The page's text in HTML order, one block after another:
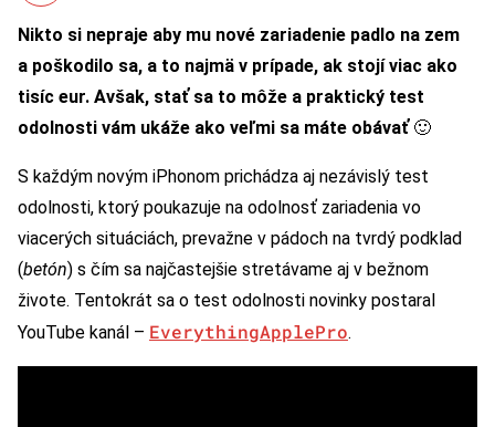
Nikto si nepraje aby mu nové zariadenie padlo na zem
a poškodilo sa, a to najmä v prípade, ak stojí viac ako
tisíc eur. Avšak, stať sa to môže a praktický test
odolnosti vám ukáže ako veľmi sa máte obávať 🙂
S každým novým iPhonom prichádza aj nezávislý test
odolnosti, ktorý poukazuje na odolnosť zariadenia vo
viacerých situáciách, prevažne v pádoch na tvrdý podklad
(betón) s čím sa najčastejšie stretávame aj v bežnom
živote. Tentokrát sa o test odolnosti novinky postaral
YouTube kanál – EverythingApplePro.